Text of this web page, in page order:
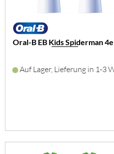
Oral-B EB Kids Spiderman
Auf Lager, Lieferung in 1-3